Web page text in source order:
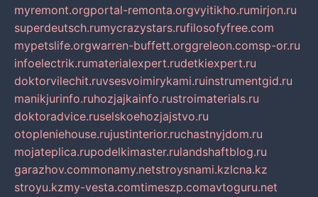
myremont.orgportal-remonta.orgvyitikho.rumirjon.ru
superdeutsch.rumycrazystars.rufilosofyfree.com
mypetslife.orgwarren-buffett.orggreleon.comsp-or.ru
infoelectrik.rumaterialexpert.rudetkiexpert.ru
doktorvilechit.ruvsesvoimirykami.ruinstrumentgid.ru
manikjurinfo.ruhozjajkainfo.rustroimaterials.ru
doktoradvice.ruselskoehozjajstvo.ru
otopleniehouse.rujustinterior.ruchastnyjdom.ru
mojateplica.rupodelkimaster.rulandshaftblog.ru
garazhov.commonamy.netstroysnami.kzlcna.kz
stroyu.kzmy-vesta.comtimeszp.comavtoguru.net